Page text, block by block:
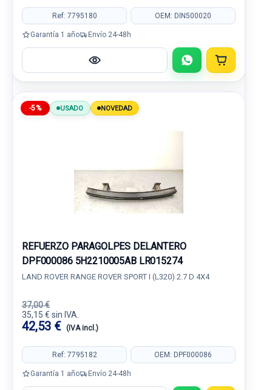
Ref: 7795180 OEM: DIN500020
Garantía 1 año Envío 24-48h
-5% USADO NOVEDAD
REFUERZO PARAGOLPES DELANTERO
DPF000086 5H2210005AB LR015274
LAND ROVER RANGE ROVER SPORT I (L320) 2.7 D 4X4
37,00 €
35,15 € sin IVA.
42,53 € (IVA incl.)
Ref: 7795182 OEM: DPF000086
Garantía 1 año Envío 24-48h